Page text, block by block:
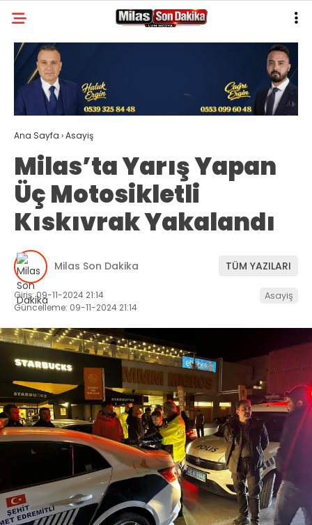
WhatsApp
İhbar Hattı
Facebook
31.6
GALERİ
MILAS
MUĞLA’DAN
ASAYIŞ
GÜNDEM
EKONOMI
SPOR
VEFAT
GENEL
İLETIŞIM
KÜNYE
Ana Sayfa ›Asayiş
Milas’ta Yarış Yapan
Üç Motosikletli
Kıskıvrak Yakalandı
Milas Son Dakika TÜM YAZILARI
Giriş: 09-11-2024 21:14
Güncelleme: 09-11-2024 21:14
Asayiş